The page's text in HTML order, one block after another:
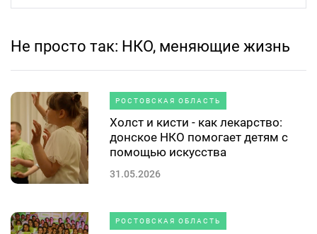
Не просто так: НКО, меняющие жизнь
РОСТОВСКАЯ ОБЛАСТЬ
Холст и кисти - как лекарство:
донское НКО помогает детям с
помощью искусства
31.05.2026
РОСТОВСКАЯ ОБЛАСТЬ